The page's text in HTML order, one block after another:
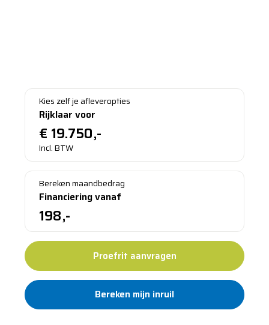
Kies zelf je afleveropties
Rijklaar voor
€ 19.750,-
Incl. BTW
Bereken maandbedrag
Financiering vanaf
198,-
Proefrit aanvragen
Bereken mijn inruil